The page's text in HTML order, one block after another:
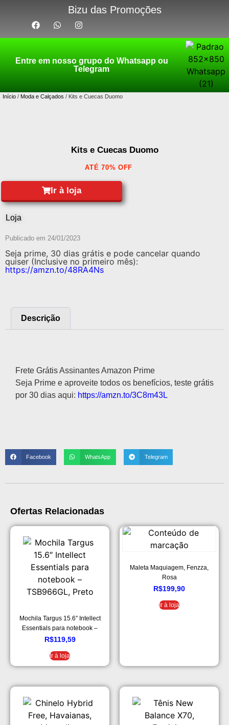
Bizu das Promoções
Entre em nosso grupo do Whatsapp ou
Telegram
Início / Moda e Calçados / Kits e Cuecas Duomo
Kits e Cuecas Duomo
ATÉ 70% OFF
Ir à loja
Loja
Publicado em 24/01/2023
Seja prime, 30 dias grátis e pode cancelar quando
quiser (Inclusive no primeiro mês):
https://amzn.to/48RA4Ns
Descrição
Frete Grátis Assinantes Amazon Prime
Seja Prime e aproveite todos os benefícios, teste grátis
por 30 dias aqui: https://amzn.to/3C8m43L
Facebook WhatsApp Telegram
Ofertas Relacionadas
Mochila Targus 15.6″ Intellect
Essentials para notebook –
TSB966GL, Preto
R$119,59
Ir à loja
Maleta Maquiagem, Fenzza,
Rosa
R$199,90
Ir à loja